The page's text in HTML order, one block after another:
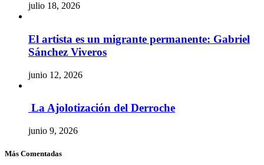
julio 18, 2026
El artista es un migrante permanente: Gabriel
Sánchez Viveros
junio 12, 2026
La Ajolotización del Derroche
junio 9, 2026
Más Comentadas